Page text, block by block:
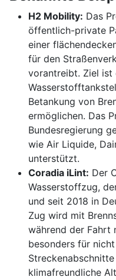
H2 Mobility: Das
öffentlich-private
einer
für den
vorantreibt. Ziel ist
Betankung von
ermöglichen. Das
Bundesregierung
wie Air Liquide,
unterstützt.
Coradia iLint: Der
Wasserstoffzug,
und seit 2018 in
Zug wird mit
während der Fahrt
besonders für
klimafreundliche